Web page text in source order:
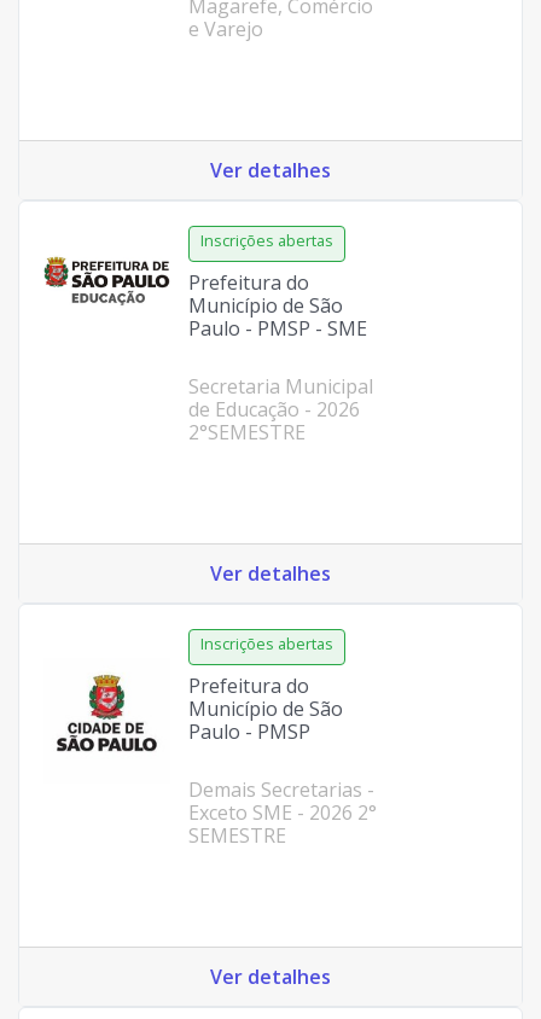
Magarefe, Comércio
e Varejo
Ver detalhes
Prefeitura do
Município de São
Paulo - PMSP - SME
Secretaria Municipal
de Educação - 2026
2°SEMESTRE
Ver detalhes
Prefeitura do
Município de São
Paulo - PMSP
Demais Secretarias -
Exceto SME - 2026 2°
SEMESTRE
Ver detalhes